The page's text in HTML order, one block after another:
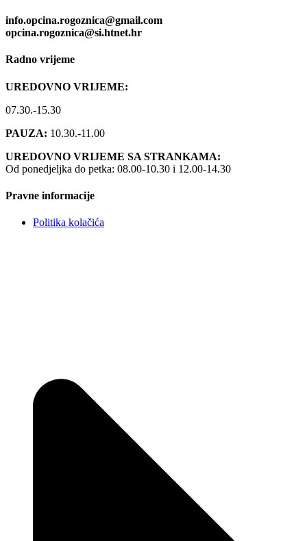
info.opcina.rogoznica@gmail.com
opcina.rogoznica@si.htnet.hr
Radno vrijeme
UREDOVNO VRIJEME:
07.30.-15.30
PAUZA: 10.30.-11.00
UREDOVNO VRIJEME SA STRANKAMA:
Od ponedjeljka do petka: 08.00-10.30 i 12.00-14.30
Pravne informacije
Politika kolačića